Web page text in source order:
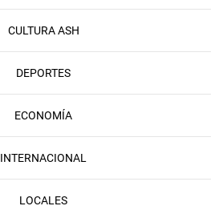
CULTURA ASH
DEPORTES
ECONOMÍA
INTERNACIONAL
LOCALES